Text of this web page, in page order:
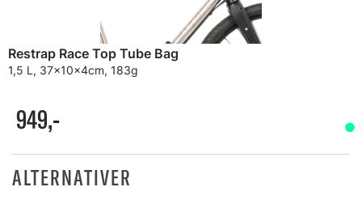
Restrap Race Top Tube Bag
1,5 L, 37x10x4cm, 183g
949,-
ALTERNATIVER